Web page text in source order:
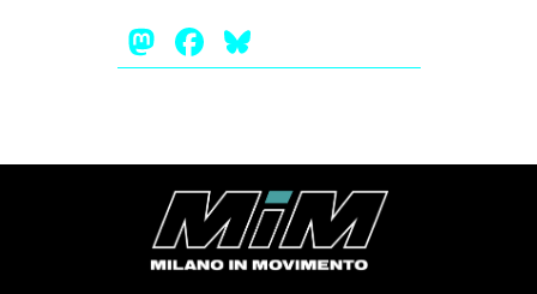
REPRESSIONE
STUDENTI
CINEMA
MANIFESTI
Mastodon
Facebook